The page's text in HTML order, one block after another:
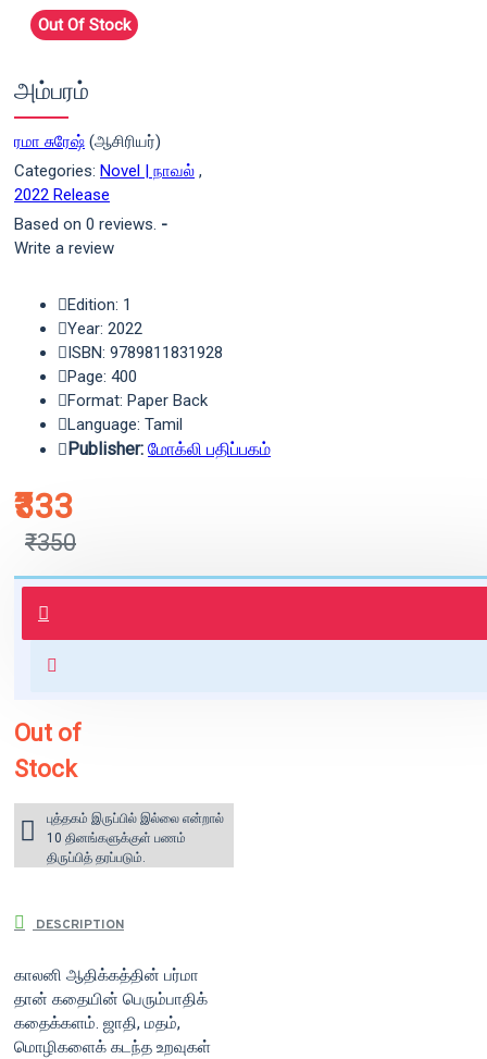
Out Of Stock
அம்பரம்
ரமா சுரேஷ் (ஆசிரியர்)
Categories: Novel | நாவல் ,
2022 Release
Based on 0 reviews. -
Write a review
₹333
₹350
Edition: 1
Year: 2022
ISBN: 9789811831928
Page: 400
Format: Paper Back
Language: Tamil
Publisher: மோக்லி பதிப்பகம்
புத்தகம் 3 - 7 நாட்களில் அனுப்பி
வைக்கப்படும்.
for orders above ₹1000 within
Out of
Stock
புத்தகம் இருப்பில் இல்லை என்றால்
10 தினங்களுக்குள் பணம்
திருப்பித் தரப்படும்.
DESCRIPTION
காலனி ஆதிக்கத்தின் பர்மா
தான் கதையின் பெரும்பாதிக்
கதைக்களம். ஜாதி, மதம்,
மொழிகளைக் கடந்த உறவுகள்